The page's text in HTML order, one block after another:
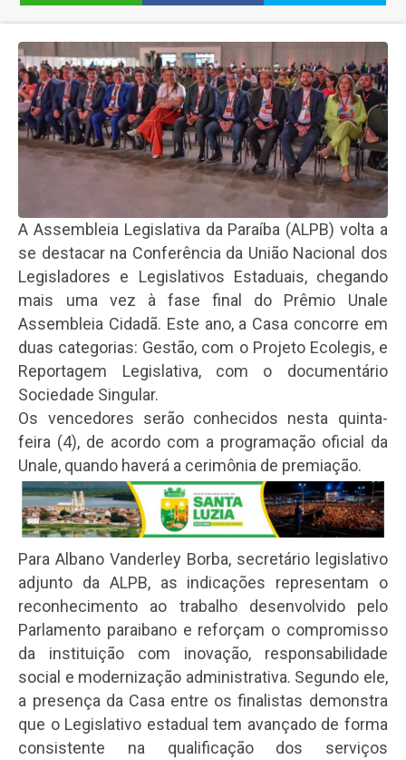
A Assembleia Legislativa da Paraíba (ALPB) volta a
se destacar na Conferência da União Nacional dos
Legisladores e Legislativos Estaduais, chegando
mais uma vez à fase final do Prêmio Unale
Assembleia Cidadã. Este ano, a Casa concorre em
duas categorias: Gestão, com o Projeto Ecolegis, e
Reportagem Legislativa, com o documentário
Sociedade Singular.
Os vencedores serão conhecidos nesta quinta-
feira (4), de acordo com a programação oficial da
Unale, quando haverá a cerimônia de premiação.
Para Albano Vanderley Borba, secretário legislativo
adjunto da ALPB, as indicações representam o
reconhecimento ao trabalho desenvolvido pelo
Parlamento paraibano e reforçam o compromisso
da instituição com inovação, responsabilidade
social e modernização administrativa. Segundo ele,
a presença da Casa entre os finalistas demonstra
que o Legislativo estadual tem avançado de forma
consistente na qualificação dos serviços